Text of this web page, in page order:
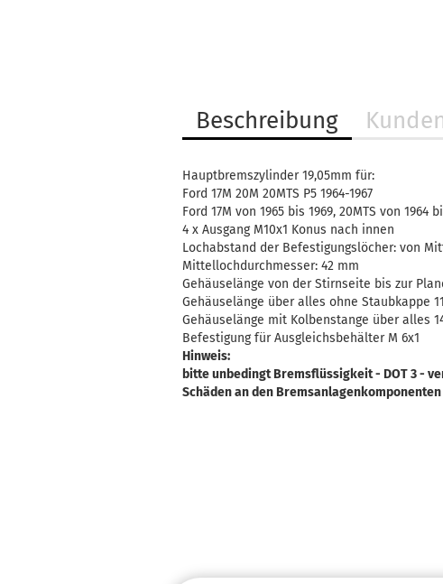
Beschreibung
Hauptbremszylinder 19,05mm für:
Ford 17M 20M 20MTS P5 1964-1967
Ford 17M von 1965 bis 1969, 20MTS von
4 x Ausgang M10x1 Konus nach innen
Lochabstand der Befestigungslöcher: von
Mittellochdurchmesser: 42 mm
Gehäuselänge von der Stirnseite bis zur
Gehäuselänge über alles ohne Staubkappe
Gehäuselänge mit Kolbenstange über alles
Befestigung für Ausgleichsbehälter M 6x1
Hinweis:
bitte unbedingt Bremsflüssigkeit - DOT 3 -
Schäden an den